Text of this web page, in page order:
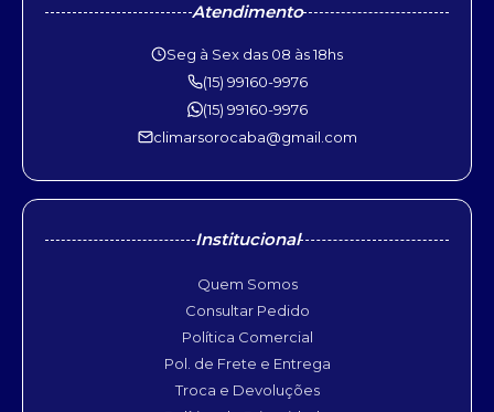
Atendimento
Seg à Sex das 08 às 18hs
(15) 99160-9976
(15) 99160-9976
climarsorocaba@gmail.com
Institucional
Quem Somos
Consultar Pedido
Política Comercial
Pol. de Frete e Entrega
Troca e Devoluções